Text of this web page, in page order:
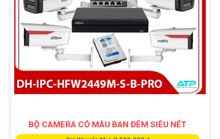
BỘ CAMERA CÓ MÀU BAN ĐÊM SIÊU NÉT